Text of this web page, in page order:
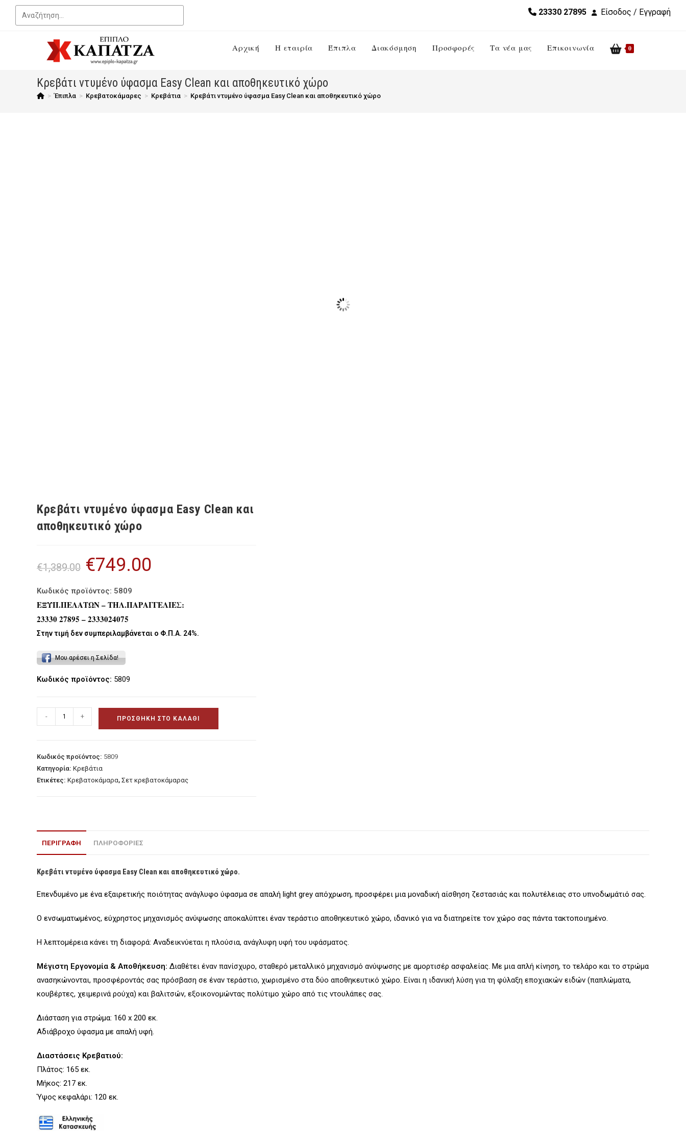
23330 27895 Είσοδος / Εγγραφή
Αρχική Η εταιρία Έπιπλα Διακόσμηση Προσφορές Τα νέα μας Επικοινωνία 0
Κρεβάτι ντυμένο ύφασμα Easy Clean και αποθηκευτικό χώρο
> Έπιπλα > Κρεβατοκάμαρες > Κρεβάτια > Κρεβάτι ντυμένο ύφασμα Easy Clean και αποθηκευτικό χώρο
Κρεβάτι ντυμένο ύφασμα Easy Clean και
αποθηκευτικό χώρο
€1,389.00
Original
price
was:
€749.00
Κωδικός προϊόντος: 5809
ΕΞΥΠ.ΠΕΛΑΤΩΝ – ΤΗΛ.ΠΑΡΑΓΓΕΛΙΕΣ:
23330 27895 – 2333024075
Στην τιμή δεν συμπεριλαμβάνεται ο Φ.Π.Α. 24%.
Μου αρέσει η Σελίδα!
Κωδικός προϊόντος: 5809
ντυμένο
και
- + ΠΡΟΣΘΉΚΗ ΣΤΟ ΚΑΛΆΘΙ
Κωδικός προϊόντος: 5809
Κατηγορία: Κρεβάτια
Ετικέτες: Κρεβατοκάμαρα, Σετ κρεβατοκάμαρας
ΠΕΡΙΓΡΑΦΉ ΠΛΗΡΟΦΟΡΙΕΣ
Κρεβάτι ντυμένο ύφασμα Easy Clean και αποθηκευτικό χώρο.
Επενδυμένο με ένα εξαιρετικής ποιότητας ανάγλυφο ύφασμα σε απαλή light grey απόχρωση, προσφέρει μια μοναδική αίσθηση ζεστασιάς και πολυτέλειας στο υπνοδωμάτιό σας.
Ο ενσωματωμένος, εύχρηστος μηχανισμός ανύψωσης αποκαλύπτει έναν τεράστιο αποθηκευτικό χώρο, ιδανικό για να διατηρείτε τον χώρο σας πάντα τακτοποιημένο.
Η λεπτομέρεια κάνει τη διαφορά: Αναδεικνύεται η πλούσια, ανάγλυφη υφή του υφάσματος.
Μέγιστη Εργονομία & Αποθήκευση: Διαθέτει έναν πανίσχυρο, σταθερό μεταλλικό μηχανισμό ανύψωσης με αμορτισέρ ασφαλείας. Με μια απλή κίνηση, το τελάρο και το στρώμα
ανασηκώνονται, προσφέροντάς σας πρόσβαση σε έναν τεράστιο, χωρισμένο στα δύο αποθηκευτικό χώρο. Είναι η ιδανική λύση για τη φύλαξη εποχιακών ειδών (παπλώματα,
κουβέρτες, χειμερινά ρούχα) και βαλιτσών, εξοικονομώντας πολύτιμο χώρο από τις ντουλάπες σας.
Διάσταση για στρώμα: 160 x 200 εκ.
Αδιάβροχο ύφασμα με απαλή υφή.
Διαστάσεις Κρεβατιού:
Πλάτος: 165 εκ.
Μήκος: 217 εκ.
Ύψος κεφαλάρι: 120 εκ.